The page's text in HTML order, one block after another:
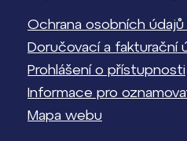
Ochrana osobních
Doručovací a fakturační
Prohlášení o přístupnosti
Informace pro
Mapa webu